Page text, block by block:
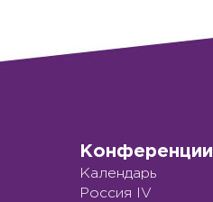
Конференции
Календарь
Россия IV